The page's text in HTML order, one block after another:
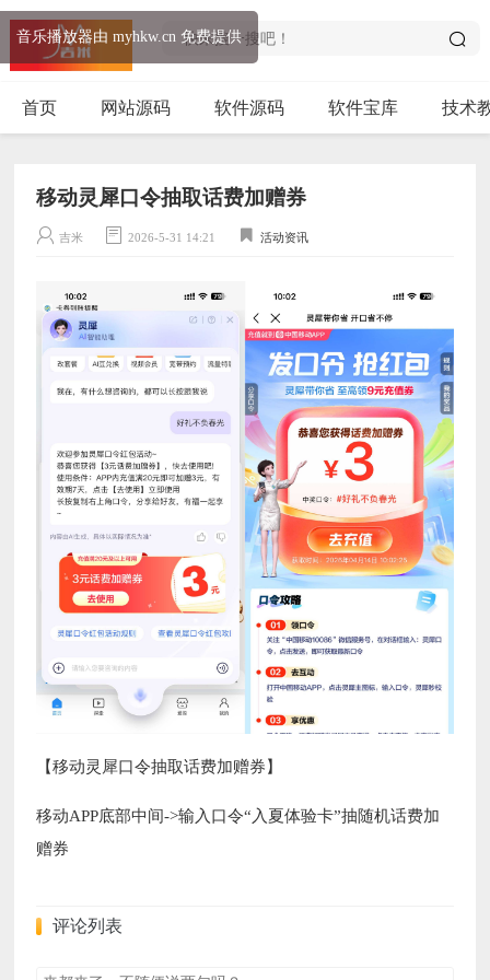
首页 网站源码 软件源码 软件宝库 技术
移动灵犀口令抽取话费加赠券
吉米 2026-5-31 14:21 活动资讯
【移动灵犀口令抽取话费加赠券】
移动APP底部中间->输入口令“入夏体验卡”抽随机话费加
赠券
评论列表
音乐播放器由 myhkw.cn 免费提供